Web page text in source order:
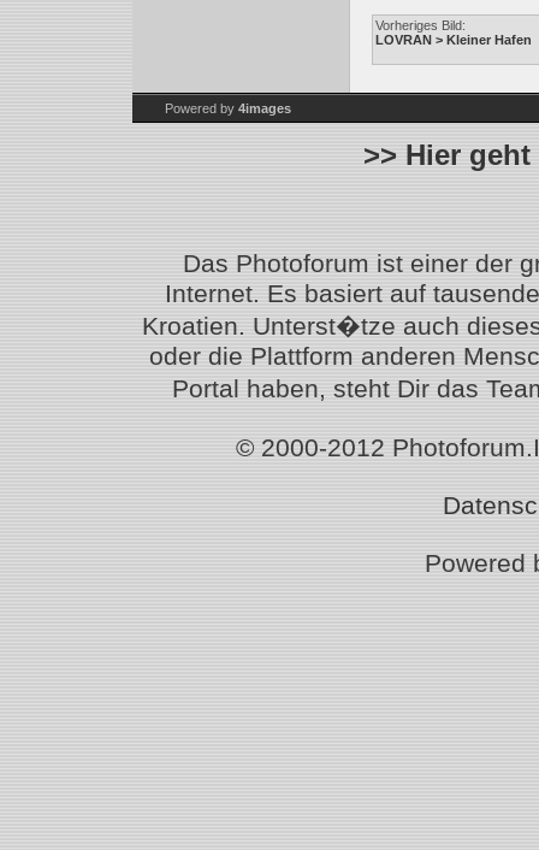
Vorheriges Bild:
LOVRAN > Kleiner Hafen
Powered by 4images
>> Hier
Das Photoforum ist einer der
Internet. Es basiert auf
Kroatien. Unterst�tze auch
oder die Plattform anderen
Portal haben, steht Dir das
© 2000-2012
Powered